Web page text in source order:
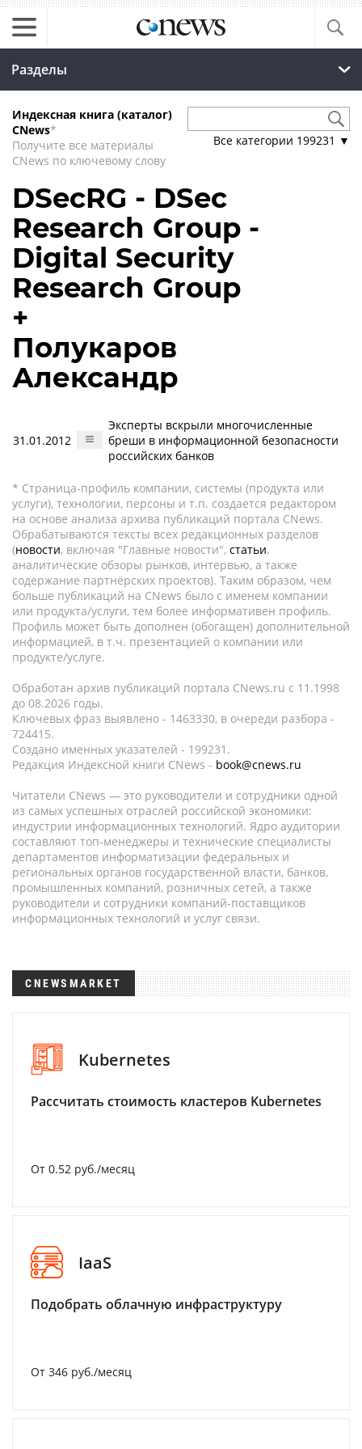
Разделы
Индексная книга (каталог)
CNews*
Получите все материалы
CNews по ключевому слову
Все категории 199231 ▼
DSecRG - DSec
Research Group -
Digital Security
Research Group
+
Полукаров
Александр
31.01.2012
Эксперты вскрыли многочисленные
бреши в информационной безопасности
российских банков
* Страница-профиль компании, системы (продукта или
услуги), технологии, персоны и т.п. создается редактором
на основе анализа архива публикаций портала CNews.
Обрабатываются тексты всех редакционных разделов
(новости, включая "Главные новости", статьи,
аналитические обзоры рынков, интервью, а также
содержание партнёрских проектов). Таким образом, чем
больше публикаций на CNews было с именем компании
или продукта/услуги, тем более информативен профиль.
Профиль может быть дополнен (обогащен) дополнительной
информацией, в т.ч. презентацией о компании или
продукте/услуге.
Обработан архив публикаций портала CNews.ru c 11.1998
до 08.2026 годы.
Ключевых фраз выявлено - 1463330, в очереди разбора -
724415.
Создано именных указателей - 199231.
Редакция Индексной книги CNews - book@cnews.ru
Читатели CNews — это руководители и сотрудники одной
из самых успешных отраслей российской экономики:
индустрии информационных технологий. Ядро аудитории
составляют топ-менеджеры и технические специалисты
департаментов информатизации федеральных и
региональных органов государственной власти, банков,
промышленных компаний, розничных сетей, а также
руководители и сотрудники компаний-поставщиков
информационных технологий и услуг связи.
CNEWSMARKET
Kubernetes
Рассчитать стоимость кластеров Kubernetes
От 0.52 руб./месяц
IaaS
Подобрать облачную инфраструктуру
От 346 руб./месяц